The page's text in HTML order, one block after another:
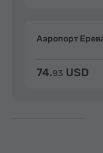
Аэропорт
74.93 USD